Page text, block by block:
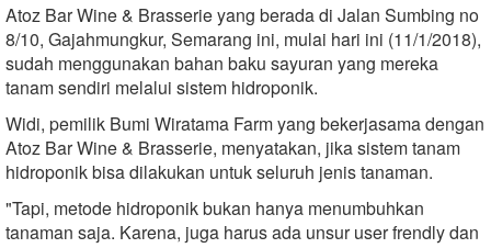
Atoz Bar Wine & Brasserie yang berada di Jalan Sumbing no
8/10, Gajahmungkur, Semarang ini, mulai hari ini (11/1/2018),
sudah menggunakan bahan baku sayuran yang mereka
tanam sendiri melalui sistem hidroponik.
Widi, pemilik Bumi Wiratama Farm yang bekerjasama dengan
Atoz Bar Wine & Brasserie, menyatakan, jika sistem tanam
hidroponik bisa dilakukan untuk seluruh jenis tanaman.
"Tapi, metode hidroponik bukan hanya menumbuhkan
tanaman saja. Karena, juga harus ada unsur user frendly dan